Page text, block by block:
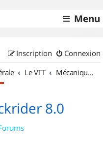
Menu
Connexion
Inscription
Le VTT Mécanique et Entretiens
8.0